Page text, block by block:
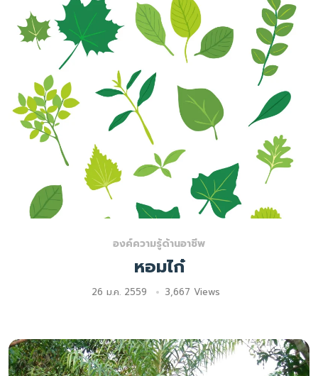
องค์ความรู้ด้านอาชีพ
หอมไก๋
26 ม.ค. 2559 3,667 Views